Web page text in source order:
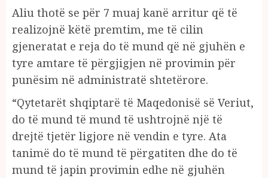
Aliu thotë se për 7 muaj kanë arritur që të
realizojnë këtë premtim, me të cilin
gjeneratat e reja do të mund që në gjuhën e
tyre amtare të përgjigjen në provimin për
punësim në administratë shtetërore.
“Qytetarët shqiptarë të Maqedonisë së Veriut,
do të mund të mund të ushtrojnë një të
drejtë tjetër ligjore në vendin e tyre. Ata
tanimë do të mund të përgatiten dhe do të
mund të japin provimin edhe në gjuhën